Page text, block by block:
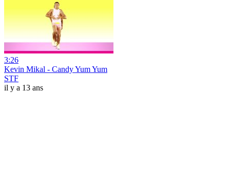
3:26
Kevin Mikal - Candy Yum Yum
STF
il y a 13 ans